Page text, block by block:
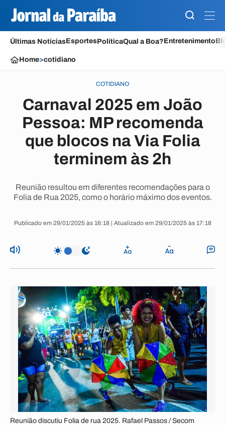
Últimas NotíciasEsportesPolíticaQual a Boa?Entretenimento
Home>cotidiano
COTIDIANO
Carnaval 2025 em João
Pessoa: MP recomenda
que blocos na Via Folia
terminem às 2h
Reunião resultou em diferentes recomendações para o
Folia de Rua 2025, como o horário máximo dos eventos.
Publicado em 29/01/2025 às 16:18 | Atualizado em 29/01/2025 às 17:18
Reunião discutiu Folia de rua 2025. Rafael Passos / Secom